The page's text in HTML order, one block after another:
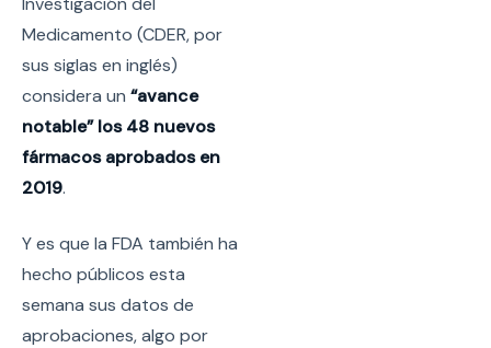
Medicamento (CDER, por
sus siglas en inglés)
considera un “avance
notable” los 48 nuevos
fármacos aprobados en
2019.
Y es que la FDA también ha
hecho públicos esta
semana sus datos de
aprobaciones, algo por